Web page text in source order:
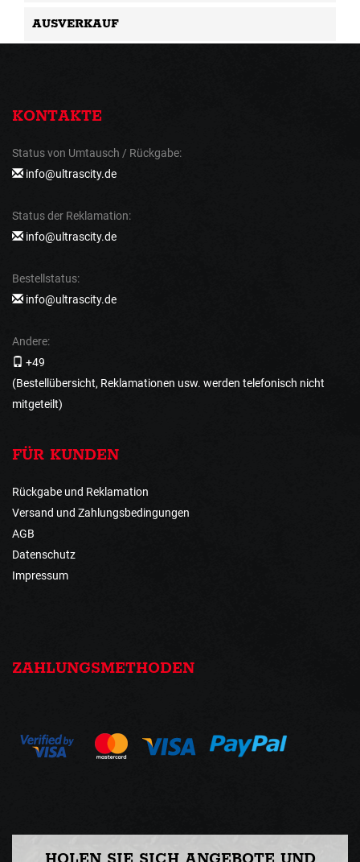
AUSVERKAUF
KONTAKTE
Status von Umtausch / Rückgabe:
info@ultrascity.de
Status der Reklamation:
info@ultrascity.de
Bestellstatus:
info@ultrascity.de
Andere:
+49
(Bestellübersicht, Reklamationen usw. werden telefonisch nicht
mitgeteilt)
FÜR KUNDEN
Rückgabe und Reklamation
Versand und Zahlungsbedingungen
AGB
Datenschutz
Impressum
ZAHLUNGSMETHODEN